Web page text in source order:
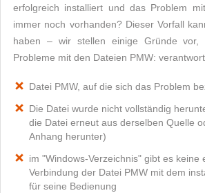
erfolgreich installiert und das Problem
immer noch vorhanden? Dieser Vorfall
haben – wir stellen einige Gründe
Probleme mit den Dateien PMW:
Datei PMW, auf die sich das Problem
Die Datei wurde nicht vollständig
die Datei erneut aus derselben Quelle
Anhang herunter)
im "Windows-Verzeichnis" gibt es keine
Verbindung der Datei PMW mit dem
für seine Bedienung